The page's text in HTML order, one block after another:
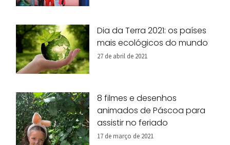
Dia da Terra 2021: os países
mais ecológicos do mundo
27 de abril de 2021
8 filmes e desenhos
animados de Páscoa para
assistir no feriado
17 de março de 2021